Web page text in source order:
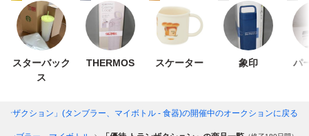
スターバック
ス
THERMOS スケーター 象印 パ
ンザクション」(タンブラー、マイボトル - 食器)の開催中のオークションに戻る